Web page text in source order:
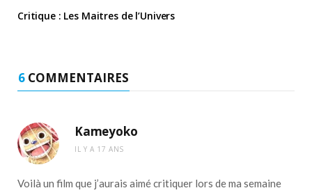
Critique : Les Maitres de l’Univers
6 COMMENTAIRES
Kameyoko
IL Y A 17 ANS
Voilà un film que j’aurais aimé critiquer lors de ma semaine